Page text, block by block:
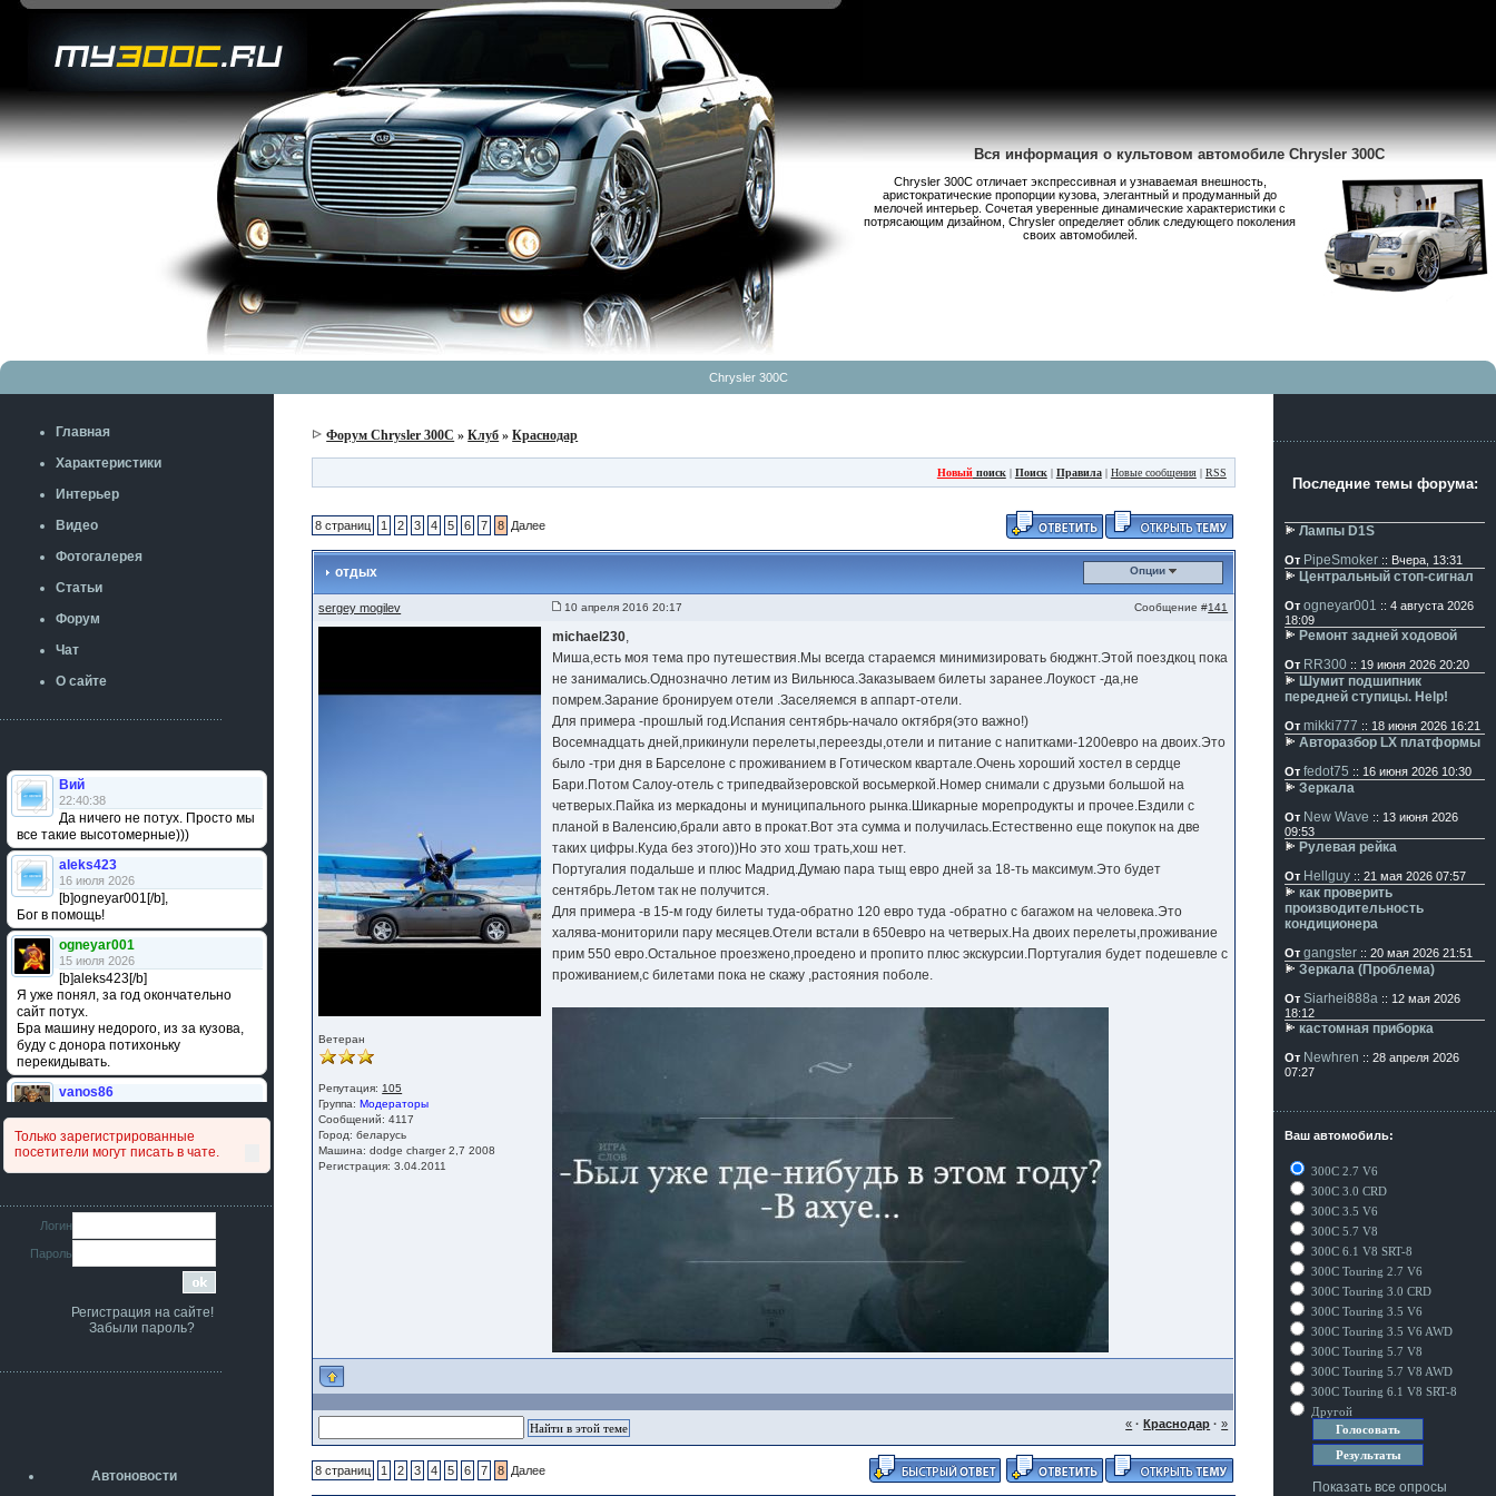
Вся информация о культовом автомобиле Chrysler 300C
Chrysler 300С отличает экспрессивная и узнаваемая внешность,
аристократические пропорции кузова, элегантный и продуманный до
мелочей интерьер. Сочетая уверенные динамические характеристики с
потрясающим дизайном, Chrysler определяет облик следующего поколения
своих автомобилей.
Chrysler 300C
Главная
Характеристики
Интерьер
Видео
Фотогалерея
Статьи
Форум
Чат
О сайте
Вий
22:40:38
Да ничего не потух. Просто мы
все такие высотомерные)))
aleks423
16 июля 2026
[b]ogneyar001[/b],
Бог в помощь!
ogneyar001
15 июля 2026
[b]aleks423[/b]
Я уже понял, за год окончательно
сайт потух.
Бра машину недорого, из за кузова,
буду с донора потихоньку
перекидывать.
vanos86
сравнивал подушку акпп бензиновой и
дизельной машины намера
4578063AG и 4578061AG? По фото
iMrCoffeeBLR4
11 июля 2026
[b]era124[/b],
Ага понял буду знать спасибо
era124
7 июля 2026
разболтовка 5х114.3 спокойно
А здесь уже кладбищенская тишина...
Только зарегистрированные
посетители могут писать в чате.
Логин
Пароль
Регистрация на сайте!
Забыли пароль?
Автоновости
Форум Chrysler 300C »Клуб »Краснодар
Новыйпоиск| Поиск| Правила| Новые сообщения| RSS
8 страниц 1 2 3 4 5 6 7 8 Далее
отдых Опции
sergey mogilev 10 апреля 2016 20:17 Сообщение #141
Ветеран
Репутация: 105
Группа:Модераторы
Сообщений: 4117
Город: беларусь
Машина: dodge charger 2,7 2008
Регистрация: 3.04.2011
michael230,
Миша,есть моя тема про путешествия.Мы всегда стараемся минимизировать бюджнт.Этой поездкоц пока
не занимались.Однозначно летим из Вильнюса.Заказываем билеты заранее.Лоукост -да,не
помрем.Зарание бронируем отели .Заселяемся в аппарт-отели.
Для примера -прошлый год.Испания сентябрь-начало октября(это важно!)
Восемнадцать дней,прикинули перелеты,переезды,отели и питание с напитками-1200евро на двоих.Это
было -три дня в Барселоне с проживанием в Готическом квартале.Очень хороший хостел в сердце
Бари.Потом Салоу-отель с трипедвайзеровской восьмеркой.Номер снимали с друзьми большой на
четверых.Пайка из меркадоны и муниципального рынка.Шикарные морепродукты и прочее.Ездили с
планой в Валенсию,брали авто в прокат.Вот эта сумма и получилась.Естественно еще покупок на две
таких цифры.Куда без этого))Но это хош трать,хош нет.
Португалия подальше и плюс Мадрид.Думаю пара тыщ евро дней за 18-ть максимум.Это будет
сентябрь.Летом так не получится.
Для примера -в 15-м году билеты туда-обратно 120 евро туда -обратно с багажом на человека.Это
халява-мониторили пару месяцев.Отели встали в 650евро на четверых.На двоих перелеты,проживание
прим 550 евро.Остальное проезжено,проедено и пропито плюс экскурсии.Португалия будет подешевле с
проживанием,с билетами пока не скажу ,растояния поболе.
« ·Краснодар · »
8 страниц 1 2 3 4 5 6 7 8 Далее
Последние темы форума:
Лампы D1S
От PipeSmoker :: Вчера, 13:31
Центральный стоп-сигнал
От ogneyar001 :: 4 августа 2026
18:09
Ремонт задней ходовой
От RR300 :: 19 июня 2026 20:20
Шумит подшипник
передней ступицы. Help!
От mikki777 :: 18 июня 2026 16:21
Авторазбор LX платформы
От fedot75 :: 16 июня 2026 10:30
Зеркала
От New Wave :: 13 июня 2026
09:53
Рулевая рейка
От Hellguy :: 21 мая 2026 07:57
как проверить
производительность
кондиционера
От gangster :: 20 мая 2026 21:51
Зеркала (Проблема)
От Siarhei888a :: 12 мая 2026
18:12
кастомная приборка
От Newhren :: 28 апреля 2026
07:27
Ваш автомобиль:
300C 2.7 V6
300C 3.0 CRD
300C 3.5 V6
300C 5.7 V8
300C 6.1 V8 SRT-8
300C Touring 2.7 V6
300C Touring 3.0 CRD
300C Touring 3.5 V6
300C Touring 3.5 V6 AWD
300C Touring 5.7 V8
300C Touring 5.7 V8 AWD
300C Touring 6.1 V8 SRT-8
Другой
Показать все опросы